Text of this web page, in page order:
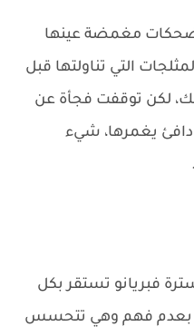
مغمضة عينها
التي تناولتها قبل
لكن توقفت فجأة عن
يغمرها، شيء
فبريانو تستقر بكل
بعدم فهم وهي تتحسس